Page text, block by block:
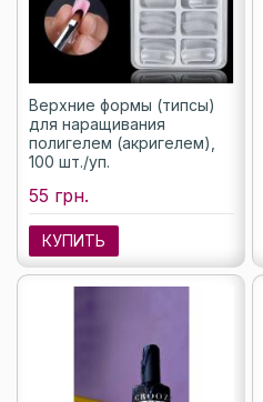
Верхние формы (типсы)
для наращивания
полигелем (акригелем),
100 шт./уп.
55 грн.
КУПИТЬ